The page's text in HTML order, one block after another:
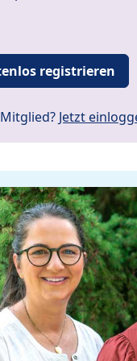
registrieren
Jetzt